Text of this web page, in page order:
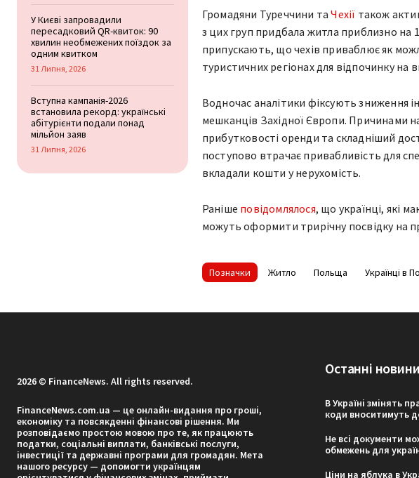
У Києві запровадили
пересадковий QR-квиток: 90
хвилин необмежених поїздок за
одним квитком
31 Липня, 2026
Вступна кампанія-2026
встановила рекорд: українські
абітурієнти подали понад
мільйон заяв
31 Липня, 2026
Громадяни Туреччини таЧехії також
з цих груп придбала житла приблизно на
припускають, що чехів приваблює як
туристичних регіонах для відпочинку на
Водночас аналітики фіксують зниження
мешканців Західної Європи. Причинами
прибутковості оренди та складніший
поступово втрачає привабливість для
вкладали кошти у нерухомість.
Раніше повідомлялося, що українці, які
можуть оформити трирічну посвідку на
Позначки Житло Польща Українці в
2026 © FinanceNews. All rights reserved.
FinanceNews.com.ua — це онлайн-видання про гроші,
економіку та повсякденні фінансові рішення. Ми
розповідаємо простою мовою про те, як працюють
податки, соціальні виплати, банківські послуги,
інвестиції та державні програми для громадян. Мета
нашого ресурсу — допомогти українцям
Останні новини
В Україні змінять
коди вноситимуть
Не всі документи
обмежень для
Ціни на яблука в